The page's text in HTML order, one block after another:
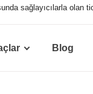
sağlayıcılarla olan
Blog